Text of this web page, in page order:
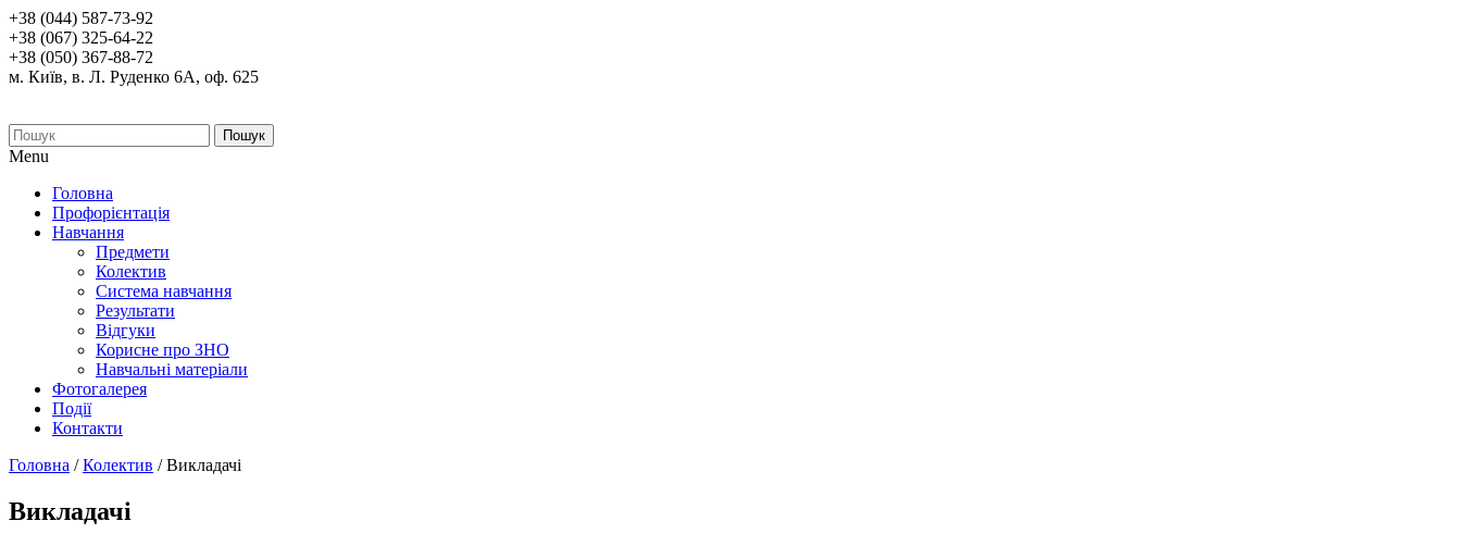
+38 (044) 587-73-92
+38 (067) 325-64-22
+38 (050) 367-88-72
м. Київ, в. Л. Руденко 6А, оф. 625
Пошук
Menu
Головна
Профорієнтація
Навчання
Предмети
Колектив
Система навчання
Результати
Відгуки
Корисне про ЗНО
Навчальні матеріали
Фотогалерея
Події
Контакти
Головна /Колектив /Викладачі
Викладачі